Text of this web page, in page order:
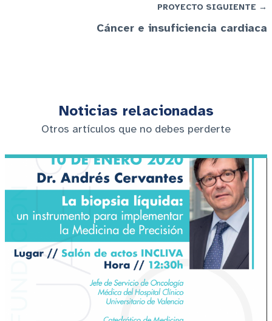
PROYECTO SIGUIENTE →
Cáncer e insuficiencia cardiaca
Noticias relacionadas
Otros artículos que no debes perderte